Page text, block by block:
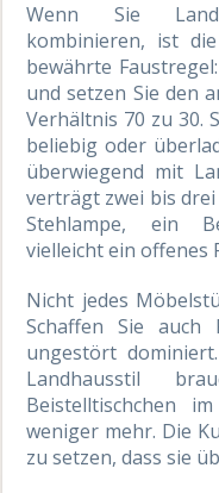
Wenn Sie
kombinieren, ist
bewährte
und setzen Sie den
Verhältnis 70 zu 30.
beliebig oder
überwiegend mit
verträgt zwei bis
Stehlampe, ein
vielleicht ein offenes
Nicht jedes
Schaffen Sie auch
ungestört
Landhausstil
Beistelltischchen
weniger mehr. Die
zu setzen, dass sie